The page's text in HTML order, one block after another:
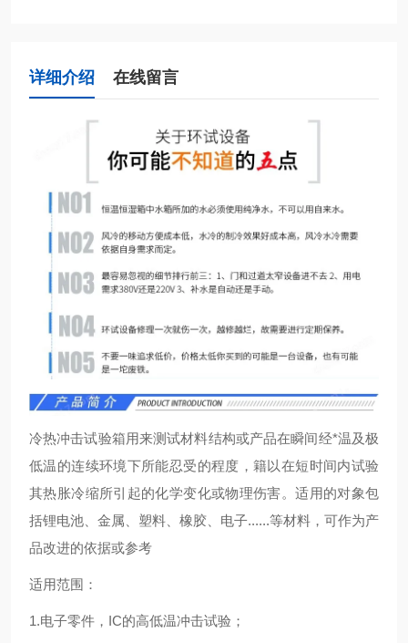
详细介绍 在线留言
冷热冲击试验箱用来测试材料结构或产品在瞬间经*温及极
低温的连续环境下所能忍受的程度，籍以在短时间内试验
其热胀冷缩所引起的化学变化或物理伤害。适用的对象包
括锂电池、金属、塑料、橡胶、电子......等材料，可作为产
品改进的依据或参考
适用范围：
1.电子零件，IC的高低温冲击试验；